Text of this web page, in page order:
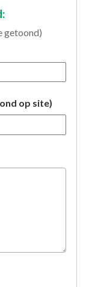
getoond)
op site)